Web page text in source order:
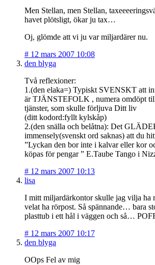
Men Stellan, men Stellan,
havet plötsligt, ökar ju tax…
Oj, glömde att vi ju var miljardärer nu.
# 12 mars 2007 10:08
den blyga
Två reflexioner:
1.(den elaka=) Typiskt SVENSKT att
är TJÄNSTEFOLK , numera omdöpt
tjänster, som skulle förljuva Ditt liv
(ditt kodord:fyllt kylskåp)
2.(den snälla och belåtna): Det
immensely(svenskt ord saknas) att du
”Lyckan den bor inte i kalvar eller kor
köpas för pengar ” E.Taube Tango i
# 12 mars 2007 10:13
lisa
I mitt miljardärkontor skulle jag vilja ha
velat ha rörpost. Så spännande… bara
plasttub i ett hål i väggen och så…
# 12 mars 2007 10:17
den blyga
OOps Fel av mig